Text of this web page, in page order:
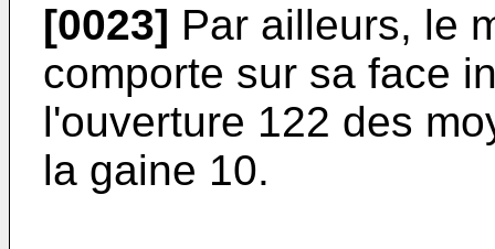
[0023] Par ailleurs, le
comporte sur sa face
l'ouverture 122 des
la gaine 10.